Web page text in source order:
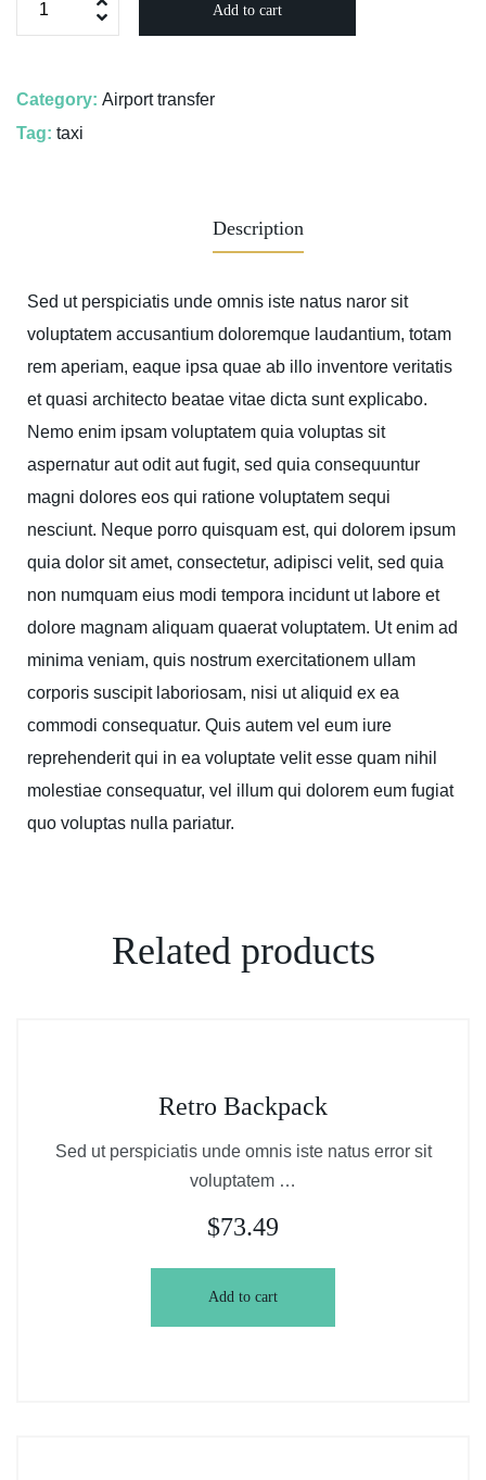
Add to cart
Category: Airport transfer
Tag: taxi
Description
Sed ut perspiciatis unde omnis iste natus naror sit
voluptatem accusantium doloremque laudantium, totam
rem aperiam, eaque ipsa quae ab illo inventore veritatis
et quasi architecto beatae vitae dicta sunt explicabo.
Nemo enim ipsam voluptatem quia voluptas sit
aspernatur aut odit aut fugit, sed quia consequuntur
magni dolores eos qui ratione voluptatem sequi
nesciunt. Neque porro quisquam est, qui dolorem ipsum
quia dolor sit amet, consectetur, adipisci velit, sed quia
non numquam eius modi tempora incidunt ut labore et
dolore magnam aliquam quaerat voluptatem. Ut enim ad
minima veniam, quis nostrum exercitationem ullam
corporis suscipit laboriosam, nisi ut aliquid ex ea
commodi consequatur. Quis autem vel eum iure
reprehenderit qui in ea voluptate velit esse quam nihil
molestiae consequatur, vel illum qui dolorem eum fugiat
quo voluptas nulla pariatur.
Related products
Retro Backpack
Sed ut perspiciatis unde omnis iste natus error sit
voluptatem …
$73.49
Add to cart